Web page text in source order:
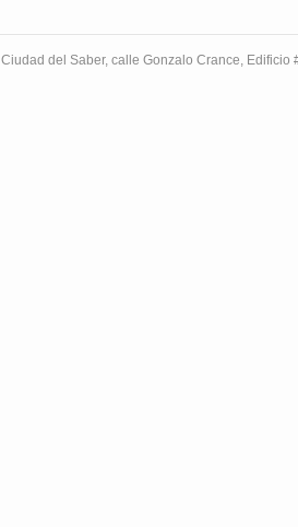
Ciudad del Saber, calle Gonzalo Crance,